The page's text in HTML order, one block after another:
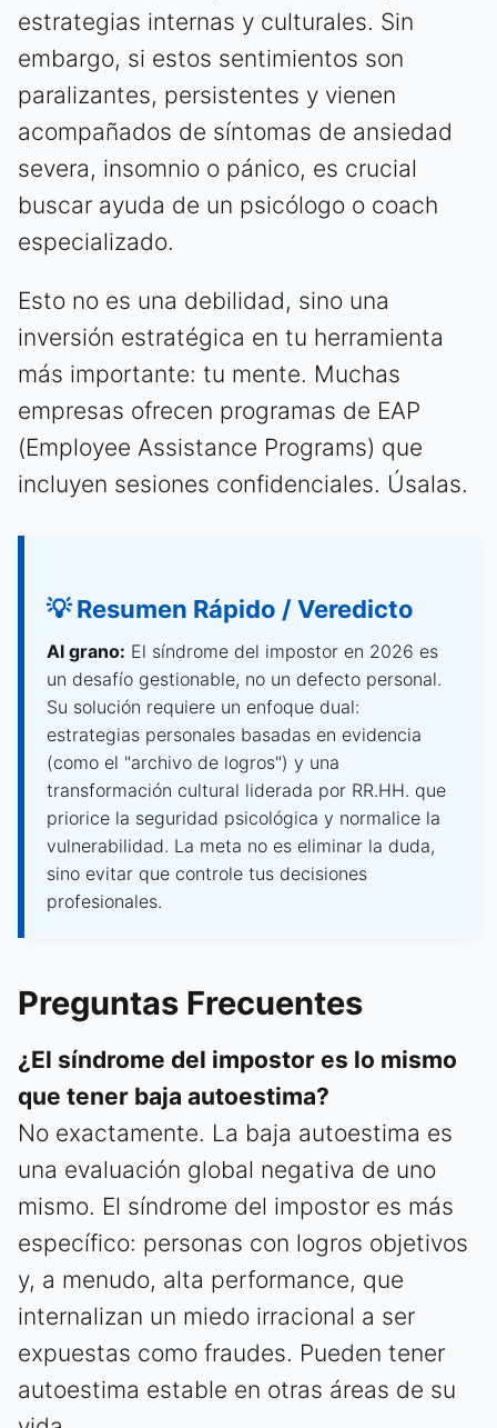
estrategias internas y culturales. Sin
embargo, si estos sentimientos son
paralizantes, persistentes y vienen
acompañados de síntomas de ansiedad
severa, insomnio o pánico, es crucial
buscar ayuda de un psicólogo o coach
especializado.
Esto no es una debilidad, sino una
inversión estratégica en tu herramienta
más importante: tu mente. Muchas
empresas ofrecen programas de EAP
(Employee Assistance Programs) que
incluyen sesiones confidenciales. Úsalas.
💡 Resumen Rápido / Veredicto
Al grano: El síndrome del impostor en 2026 es
un desafío gestionable, no un defecto personal.
Su solución requiere un enfoque dual:
estrategias personales basadas en evidencia
(como el "archivo de logros") y una
transformación cultural liderada por RR.HH. que
priorice la seguridad psicológica y normalice la
vulnerabilidad. La meta no es eliminar la duda,
sino evitar que controle tus decisiones
profesionales.
Preguntas Frecuentes
¿El síndrome del impostor es lo mismo
que tener baja autoestima?
No exactamente. La baja autoestima es
una evaluación global negativa de uno
mismo. El síndrome del impostor es más
específico: personas con logros objetivos
y, a menudo, alta performance, que
internalizan un miedo irracional a ser
expuestas como fraudes. Pueden tener
autoestima estable en otras áreas de su